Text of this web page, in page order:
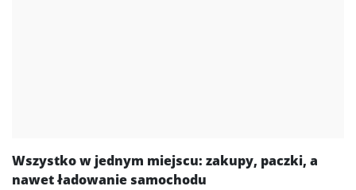
Wszystko w jednym miejscu: zakupy, paczki, a
nawet ładowanie samochodu